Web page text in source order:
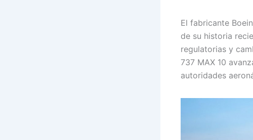
El fabricante
de su historia
regulatorias y
737 MAX 10
autoridades